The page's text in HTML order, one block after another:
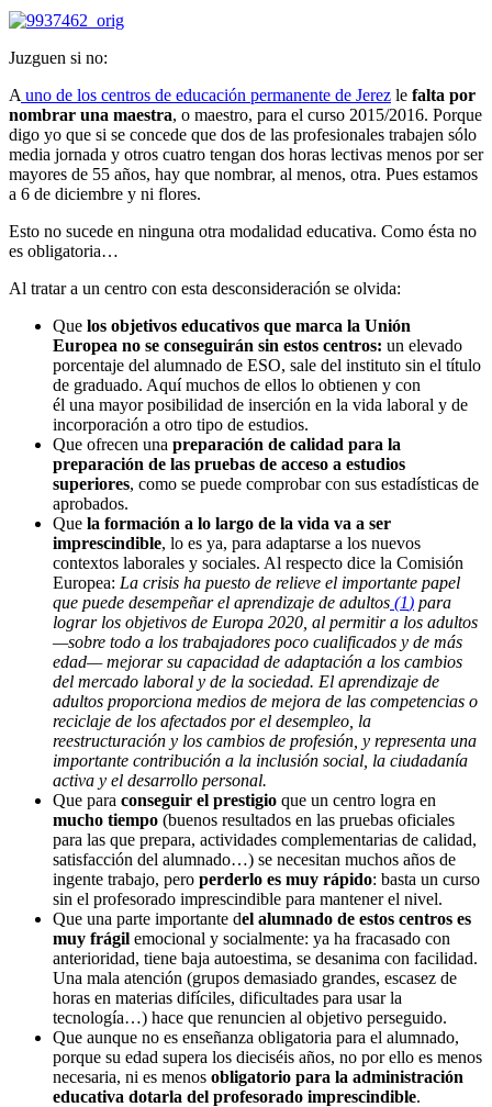
Juzguen si no:
A uno de los centros de educación permanente de Jerez le falta por
nombrar una maestra, o maestro, para el curso 2015/2016. Porque
digo yo que si se concede que dos de las profesionales trabajen sólo
media jornada y otros cuatro tengan dos horas lectivas menos por ser
mayores de 55 años, hay que nombrar, al menos, otra. Pues estamos
a 6 de diciembre y ni flores.
Esto no sucede en ninguna otra modalidad educativa. Como ésta no
es obligatoria…
Al tratar a un centro con esta desconsideración se olvida:
Que los objetivos educativos que marca la Unión
Europea no se conseguirán sin estos centros: un elevado
porcentaje del alumnado de ESO, sale del instituto sin el título
de graduado. Aquí muchos de ellos lo obtienen y con
él una mayor posibilidad de inserción en la vida laboral y de
incorporación a otro tipo de estudios.
Que ofrecen una preparación de calidad para la
preparación de las pruebas de acceso a estudios
superiores, como se puede comprobar con sus estadísticas de
aprobados.
Que la formación a lo largo de la vida va a ser
imprescindible, lo es ya, para adaptarse a los nuevos
contextos laborales y sociales. Al respecto dice la Comisión
Europea: La crisis ha puesto de relieve el importante papel
que puede desempeñar el aprendizaje de adultos (1) para
lograr los objetivos de Europa 2020, al permitir a los adultos
—sobre todo a los trabajadores poco cualificados y de más
edad— mejorar su capacidad de adaptación a los cambios
del mercado laboral y de la sociedad. El aprendizaje de
adultos proporciona medios de mejora de las competencias o
reciclaje de los afectados por el desempleo, la
reestructuración y los cambios de profesión, y representa una
importante contribución a la inclusión social, la ciudadanía
activa y el desarrollo personal.
Que para conseguir el prestigio que un centro logra en
mucho tiempo (buenos resultados en las pruebas oficiales
para las que prepara, actividades complementarias de calidad,
satisfacción del alumnado…) se necesitan muchos años de
ingente trabajo, pero perderlo es muy rápido: basta un curso
sin el profesorado imprescindible para mantener el nivel.
Que una parte importante del alumnado de estos centros es
muy frágil emocional y socialmente: ya ha fracasado con
anterioridad, tiene baja autoestima, se desanima con facilidad.
Una mala atención (grupos demasiado grandes, escasez de
horas en materias difíciles, dificultades para usar la
tecnología…) hace que renuncien al objetivo perseguido.
Que aunque no es enseñanza obligatoria para el alumnado,
porque su edad supera los dieciséis años, no por ello es menos
necesaria, ni es menos obligatorio para la administración
educativa dotarla del profesorado imprescindible.